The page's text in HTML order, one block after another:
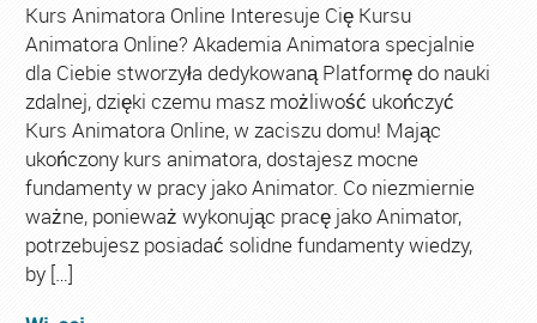
Kurs Animatora Online Interesuje Cię Kursu
Animatora Online? Akademia Animatora specjalnie
dla Ciebie stworzyła dedykowaną Platformę do nauki
zdalnej, dzięki czemu masz możliwość ukończyć
Kurs Animatora Online, w zaciszu domu! Mając
ukończony kurs animatora, dostajesz mocne
fundamenty w pracy jako Animator. Co niezmiernie
ważne, ponieważ wykonując pracę jako Animator,
potrzebujesz posiadać solidne fundamenty wiedzy,
by […]